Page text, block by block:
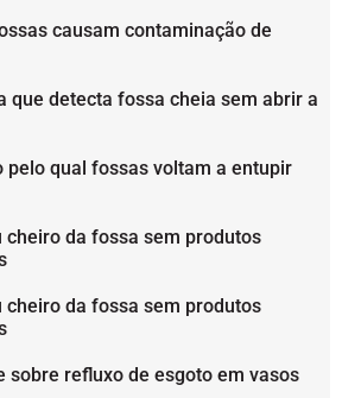
causam contaminação de
que detecta fossa cheia sem abrir a
pelo qual fossas voltam a entupir
cheiro da fossa sem produtos
cheiro da fossa sem produtos
sobre refluxo de esgoto em vasos